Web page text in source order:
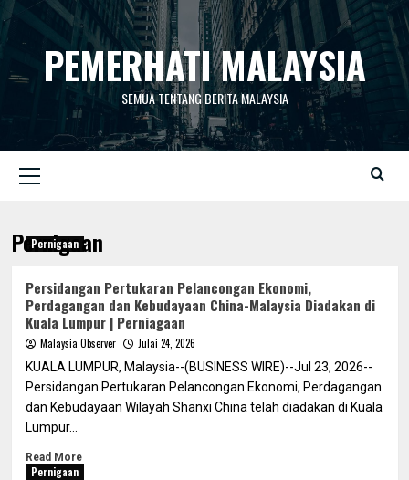
Skip
contentPEMERHATI MALAYSIA
SEMUA TENTANG BERITA MALAYSIA
Menu
Pernigaan
Pernigaan
Persidangan Pertukaran Pelancongan Ekonomi,
Perdagangan dan Kebudayaan China-Malaysia Diadakan di
Kuala Lumpur | Perniagaan
Malaysia Observer
Julai 24, 2026
KUALA LUMPUR, Malaysia--(BUSINESS WIRE)--Jul 23, 2026--
Persidangan Pertukaran Pelancongan Ekonomi, Perdagangan
dan Kebudayaan Wilayah Shanxi China telah diadakan di Kuala
Lumpur...
Read More
Pernigaan